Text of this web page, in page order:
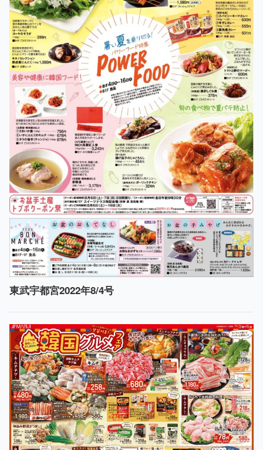
東武宇都宮2022年8/4号